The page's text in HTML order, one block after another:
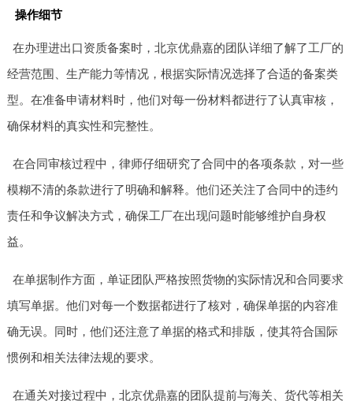
操作细节
在办理进出口资质备案时，北京优鼎嘉的团队详细了解了工厂的
经营范围、生产能力等情况，根据实际情况选择了合适的备案类
型。在准备申请材料时，他们对每一份材料都进行了认真审核，
确保材料的真实性和完整性。
在合同审核过程中，律师仔细研究了合同中的各项条款，对一些
模糊不清的条款进行了明确和解释。他们还关注了合同中的违约
责任和争议解决方式，确保工厂在出现问题时能够维护自身权
益。
在单据制作方面，单证团队严格按照货物的实际情况和合同要求
填写单据。他们对每一个数据都进行了核对，确保单据的内容准
确无误。同时，他们还注意了单据的格式和排版，使其符合国际
惯例和相关法律法规的要求。
在通关对接过程中，北京优鼎嘉的团队提前与海关、货代等相关